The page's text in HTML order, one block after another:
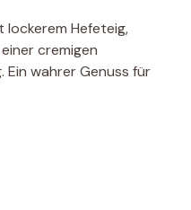
lockerem Hefeteig,
cremigen
Ein wahrer Genuss für